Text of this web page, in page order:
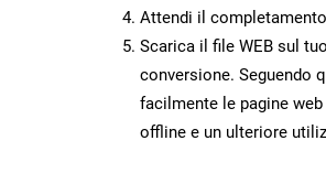
Attendi il
Scarica il file WEB sul
conversione. Seguendo
facilmente le pagine
offline e un ulteriore